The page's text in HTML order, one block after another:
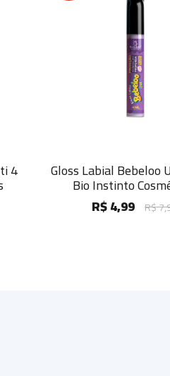
Gloss Labial Bebeloo
Bio Instinto
R$ 4,99 R$ 7,99